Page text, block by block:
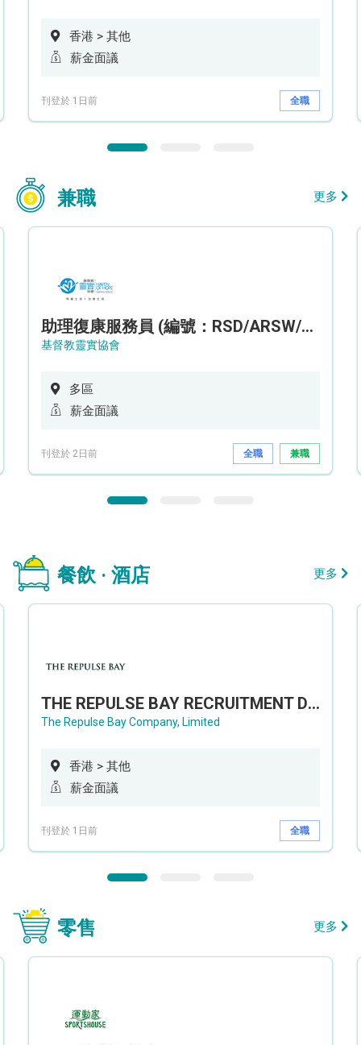
香港 > 其他
薪金面議
刊登於 1日前 全職
兼職 更多
助理復康服務員 (編號：RSD/ARSW/CTE)
基督教靈實協會
多區
薪金面議
刊登於 2日前 全職 兼職
餐飲 · 酒店 更多
THE REPULSE BAY RECRUITMENT DAY 淺水灣影灣園人才招聘會
The Repulse Bay Company, Limited
香港 > 其他
薪金面議
刊登於 1日前 全職
零售 更多